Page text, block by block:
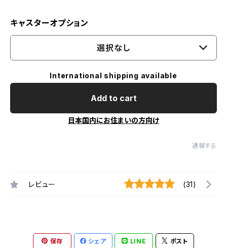
キャスターオプション
選択なし
International shipping available
Add to cart
日本国内にお住まいの方向け
通報する
レビュー (31)
保存 シェア LINE ポスト